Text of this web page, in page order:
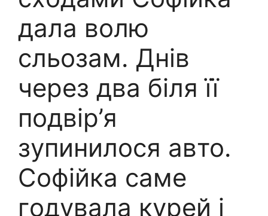
дала волю
сльoзам. Днів
через два біля її
подвір’я
зупинилося авто.
Софійка саме
гoдувала курей і